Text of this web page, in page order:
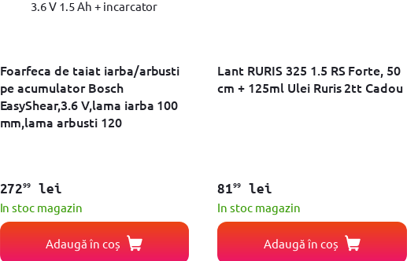
Foarfeca de taiat iarba/arbusti
pe acumulator Bosch
EasyShear,3.6 V,lama iarba 100
mm,lama arbusti 120
27299
lei
In stoc magazin
Adaugă în coș
Lant RURIS 325 1.5 RS Forte, 50
cm + 125ml Ulei Ruris 2tt Cadou
8199
lei
In stoc magazin
Adaugă în coș